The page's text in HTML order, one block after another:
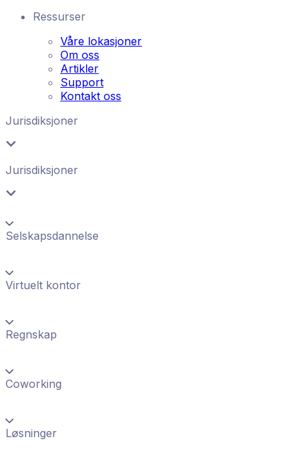
Ressurser
Våre lokasjoner
Om oss
Artikler
Support
Kontakt oss
Jurisdiksjoner
Jurisdiksjoner
Selskapsdannelse
Virtuelt kontor
Regnskap
Coworking
Løsninger